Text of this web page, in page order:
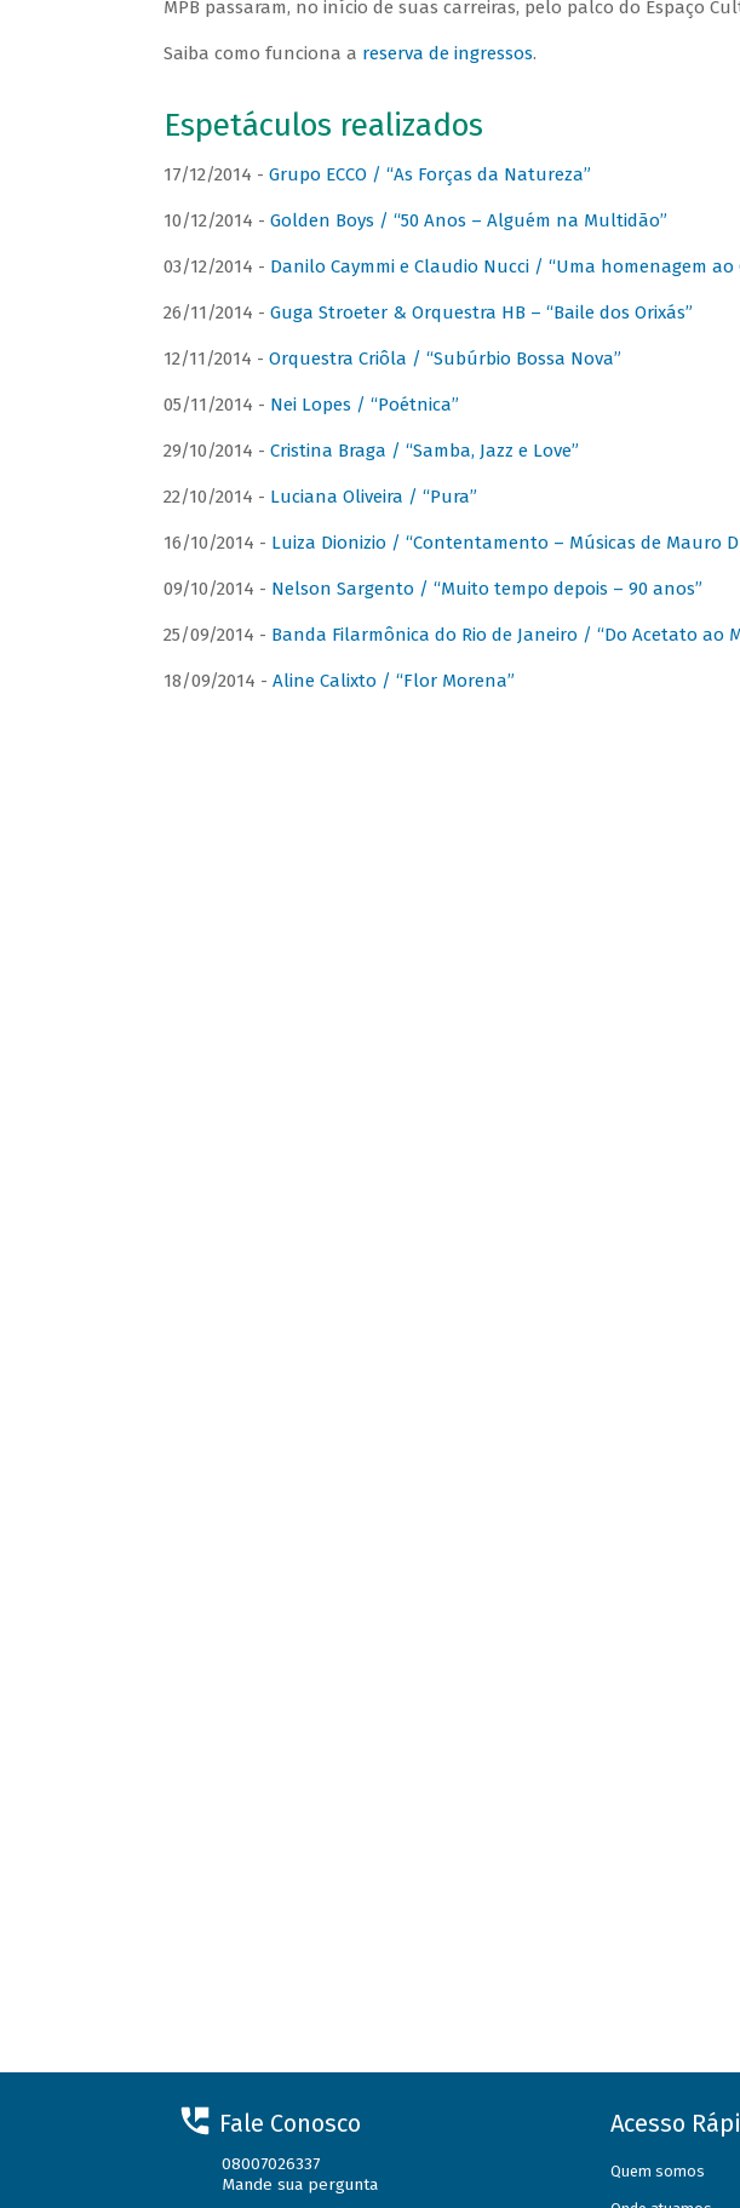
MPB passaram, no início de suas carreiras, pelo palco do Espaço
Saiba como funciona a reserva de ingressos.
Espetáculos realizados
17/12/2014 - Grupo ECCO / “As Forças da Natureza”
10/12/2014 - Golden Boys / “50 Anos – Alguém na Multidão”
03/12/2014 - Danilo Caymmi e Claudio Nucci / “Uma homenagem ao
26/11/2014 - Guga Stroeter & Orquestra HB – “Baile dos Orixás”
12/11/2014 - Orquestra Criôla / “Subúrbio Bossa Nova”
05/11/2014 - Nei Lopes / “Poétnica”
29/10/2014 - Cristina Braga / “Samba, Jazz e Love”
22/10/2014 - Luciana Oliveira / “Pura”
16/10/2014 - Luiza Dionizio / “Contentamento – Músicas de Mauro
09/10/2014 - Nelson Sargento / “Muito tempo depois – 90 anos”
25/09/2014 - Banda Filarmônica do Rio de Janeiro / “Do Acetato ao
18/09/2014 - Aline Calixto / “Flor Morena”
Fale Conosco
08007026337
Mande sua pergunta
Acesso
Quem somos